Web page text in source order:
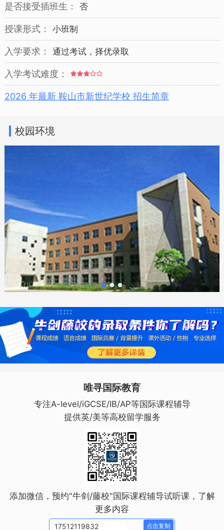
是否接受插班生： 否
授课形式： 小班制
入学要求： 通过考试，择优录取
入学考试难度：
2026 年最新 鞍山市新世纪学校 招生简章
校园环境
唯寻国际教育
专注A-level/iGCSE/IB/AP等国际课程辅导
提供英/美等高校留学服务
添加微信，预约"牛剑/藤校"国际课程辅导试听课，了解
更多内容
点击复制